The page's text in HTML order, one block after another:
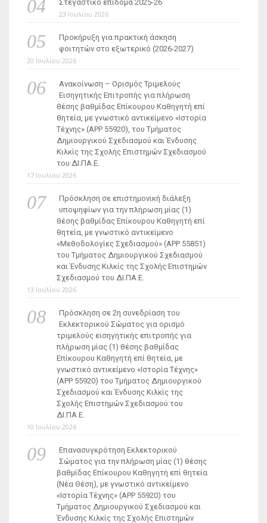
Στεγαστικό επίδομα 2025-26
23 Ιουλίου 2026
Προκήρυξη για πρακτική άσκηση
φοιτητών στο εξωτερικό (2026-2027)
20 Ιουλίου 2026
Ανακοίνωση – Ορισμός Τριμελούς
Εισηγητικής Επιτροπής για πλήρωση
θέσης βαθμίδας Επίκουρου Καθηγητή επί
θητεία, με γνωστικό αντικείμενο «Ιστορία
Τέχνης» (ΑΡΡ 55920), του Τμήματος
Δημιουργικού Σχεδιασμού και Ένδυσης
Κιλκίς της Σχολής Επιστημών Σχεδιασμού
του ΔΙ.ΠΑ.Ε.
17 Ιουλίου 2026
Πρόσκληση σε επιστημονική διάλεξη
υποψηφίων για την πλήρωση μίας (1)
θέσης βαθμίδας Επίκουρου Καθηγητή επί
θητεία, με γνωστικό αντικείμενο
«Μεθοδολογίες Σχεδιασμού» (ΑΡΡ 55851)
του Τμήματος Δημιουργικού Σχεδιασμού
και Ένδυσης Κιλκίς της Σχολής Επιστημών
Σχεδιασμού του ΔΙ.ΠΑ.Ε.
13 Ιουλίου 2026
Πρόσκληση σε 2η συνεδρίαση του
Εκλεκτορικού Σώματος για ορισμό
τριμελούς εισηγητικής επιτροπής για
πλήρωση μίας (1) θέσης βαθμίδας
Επίκουρου Καθηγητή επί θητεία, με
γνωστικό αντικείμενο «Ιστορία Τέχνης»
(ΑΡΡ 55920) του Τμήματος Δημιουργικού
Σχεδιασμού και Ένδυσης Κιλκίς της
Σχολής Επιστημών Σχεδιασμού του
ΔΙ.ΠΑ.Ε.
10 Ιουλίου 2026
Επανασυγκρότηση Εκλεκτορικού
Σώματος για την πλήρωση μίας (1) θέσης
βαθμίδας Επίκουρου Καθηγητή επί θητεία
(Νέα Θέση), με γνωστικό αντικείμενο
«Ιστορία Τέχνης» (ΑΡΡ 55920) του
Τμήματος Δημιουργικού Σχεδιασμού και
Ένδυσης Κιλκίς της Σχολής Επιστημών